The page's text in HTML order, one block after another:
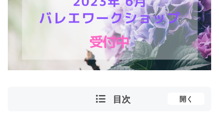
目次 開く